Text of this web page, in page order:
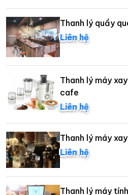
Thanh lý quầy
Liên hệ
Thanh lý máy
cafe
Liên hệ
Thanh lý máy
Liên hệ
Thanh lý máy